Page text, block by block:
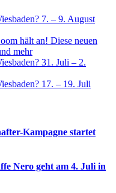
7. – 9. August
hält an! Diese neuen
mehr
31. Juli – 2.
17. – 19. Juli
Kampagne startet
Nero geht am 4. Juli in